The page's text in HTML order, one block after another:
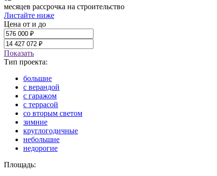
месяцев рассрочка на строительство
Листайте ниже
Цена от и до
Показать
Тип проекта:
большие
с верандой
с гаражом
с террасой
со вторым светом
зимние
круглогодичные
небольшие
недорогие
Площадь: